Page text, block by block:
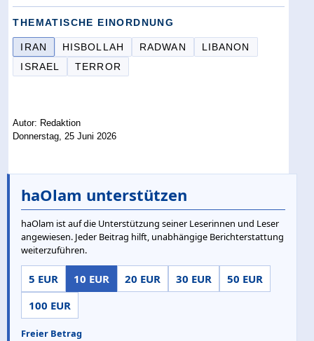
THEMATISCHE EINORDNUNG
IRAN HISBOLLAH RADWAN
LIBANON
ISRAEL
TERROR
Autor: Redaktion
Donnerstag, 25 Juni 2026
haOlam unterstützen
haOlam ist auf die Unterstützung seiner Leserinnen und Leser
angewiesen. Jeder Beitrag hilft, unabhängige Berichterstattung
weiterzuführen.
5 EUR 10 EUR 20 EUR 30 EUR
50 EUR
100 EUR
Freier Betrag